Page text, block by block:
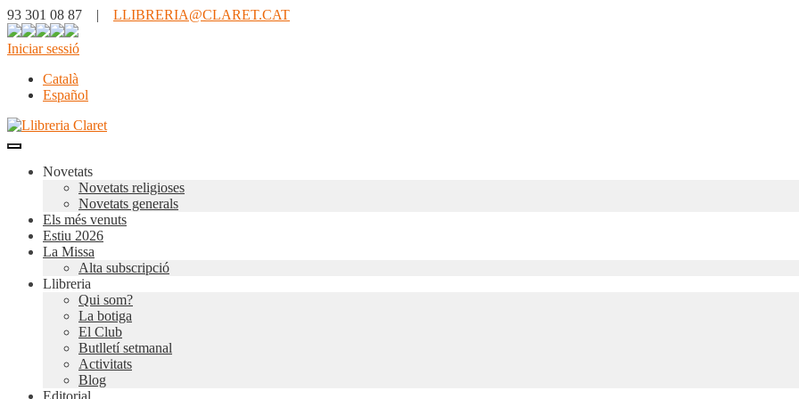
93 301 08 87 | LLIBRERIA@CLARET.CAT
Iniciar sessió
Català
Español
Novetats
Novetats religioses
Novetats generals
Els més venuts
Estiu 2026
La Missa
Alta subscripció
Llibreria
Qui som?
La botiga
El Club
Butlletí setmanal
Activitats
Blog
Editorial